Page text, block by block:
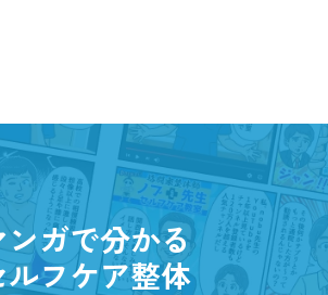
ンガで分かる
ルフケア整体